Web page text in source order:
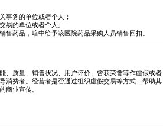
事务的单位或者个人；
易的单位或者个人。
售药品，暗中给予该医院药品采购人员销售回扣。
、质量、销售状况、用户评价、曾获荣誉等作虛假或者
消费者。经营者是否通过组织虛假交易等方式，帮助其
商业宣传。